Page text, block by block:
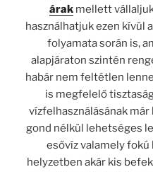
árakmellett
használhatjuk ezen kívül
folyamata során is,
alapjáraton szintén
habár nem feltétlen
is megfelelő
vízfelhasználásának
gond nélkül lehetséges
esővíz valamely
helyzetben akár kis